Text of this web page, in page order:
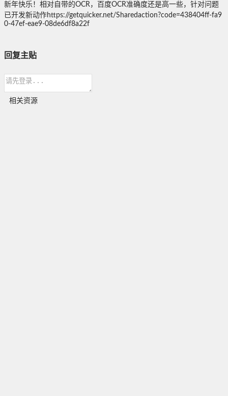
新年快乐！相对自带的OCR，百度OCR准确度还是高一些，针对问题
已开发新动作https://getquicker.net/Sharedaction?code=438404ff-fa9
0-47ef-eae9-08de6df8a22f
回复主贴
相关资源